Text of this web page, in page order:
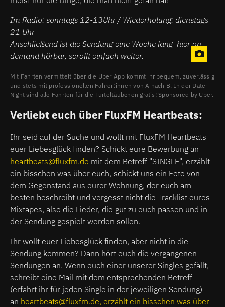
Im Radio: sonntags 12-13Uhr / Wiederholung: dienstags
21 Uhr
Anschließend ist die Sendung eine Woche lang hier on
demand hörbar, scrollt einfach weiter.
Mit Fahrten vermittelt über die Uber App kommt ihr bequem, zuverlässig
und stets mit professionellen Fahrer:innen von A nach B. In der Date-
Night sind alle Fahrten für die Turteltäubchen gratis! Sponsored by Uber.
Verliebt euch über FluxFM Heartbeats:
Ihr seid auf der Suche und wollt mit FluxFM Heartbeats
euer Liebesglück finden? Schickt eure Bewerbung an
heartbeats@fluxfm.de mit dem Betreff "SINGLE", erzählt
ein bisschen was über euch, schickt uns ein Foto von
dem Gegenstand aus eurer Wohnung, der euch am
besten beschreibt und vergesst nicht die Tracklist eures
Mixtapes, also die Lieder, die gut zu euch passen und in
der Sendung gespielt werden sollen.
Ihr wollt euer Liebesglück finden, aber nicht in die
Sendung kommen? Dann hört euch die vergangenen
Sendungen an. Wenn euch einer unserer Singles gefällt,
schreibt eine Mail mit dem entsprechenden Betreff
(erfahrt ihr für jeden Single in der jeweiligen Sendung)
an heartbeats@fluxfm.de, erzählt ein bisschen was über